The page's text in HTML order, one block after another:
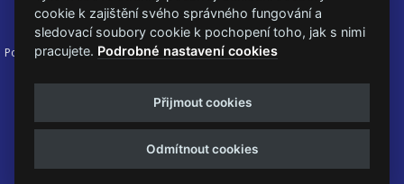
Podmínky užití 🍪 Změnit nastavení cookies.
© PRAGOKONCERT BOHEMIA, a.s.
Web s
k metalu vytvořila creatia.tech s.r.o. a
Viktor Eyermann
cookie k zajištění svého správného fungování a
sledovací soubory cookie k pochopení toho, jak s nimi
pracujete. Podrobné nastavení cookies
Přijmout cookies
Odmítnout cookies